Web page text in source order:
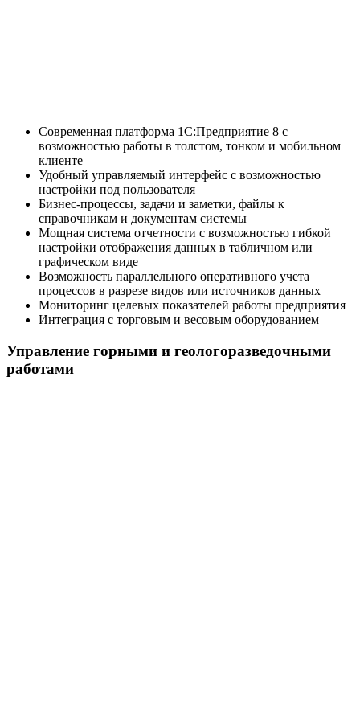
Современная платформа 1С:Предприятие 8 с
возможностью работы в толстом, тонком и мобильном
клиенте
Удобный управляемый интерфейс с возможностью
настройки под пользователя
Бизнес-процессы, задачи и заметки, файлы к
справочникам и документам системы
Мощная система отчетности с возможностью гибкой
настройки отображения данных в табличном или
графическом виде
Возможность параллельного оперативного учета
процессов в разрезе видов или источников данных
Мониторинг целевых показателей работы предприятия
Интеграция с торговым и весовым оборудованием
Управление горными и геологоразведочными
работами